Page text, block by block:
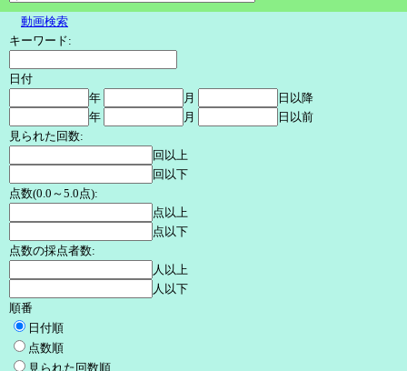
動画検索
キーワード:
日付
年
月
日以降
年
月
日以前
見られた回数:
回以上
回以下
点数(0.0～5.0点):
点以上
点以下
点数の採点者数:
人以上
人以下
順番
日付順
点数順
見られた回数順